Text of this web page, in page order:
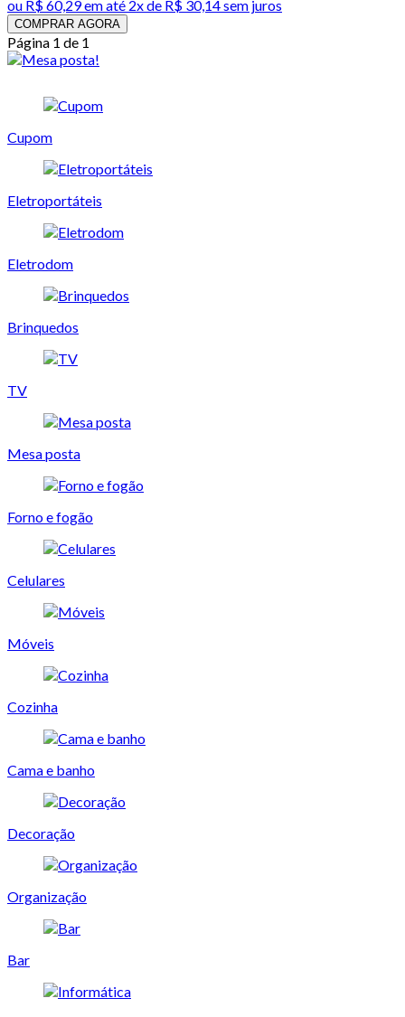
ou R$ 60,29em até 2x de R$ 30,14 sem juros
COMPRAR AGORA
Página 1 de 1
Cupom
Eletroportáteis
Eletrodom
Brinquedos
TV
Mesa posta
Forno e fogão
Celulares
Móveis
Cozinha
Cama e banho
Decoração
Organização
Bar